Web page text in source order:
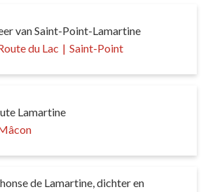
van Saint-Point-Lamartine
du Lac | Saint-Point
Lamartine
de Lamartine, dichter en